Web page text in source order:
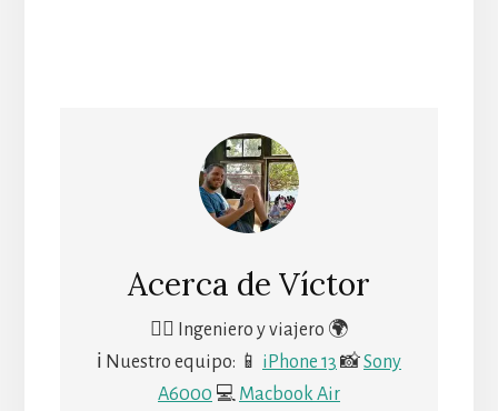
Acerca de Víctor
🙋‍♂️ Ingeniero y viajero 🌍
ℹ Nuestro equipo: 📱 iPhone 13 📸Sony
A6000 💻 Macbook Air